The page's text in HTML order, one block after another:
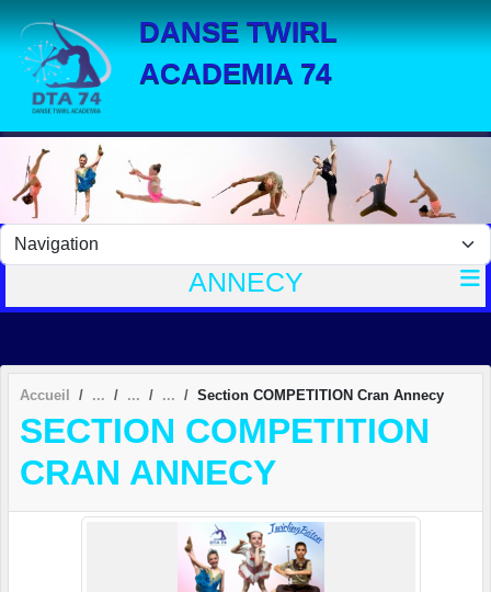
DANSE TWIRL
ACADEMIA 74
ANNECY
Accueil Section COMPETITION Cran Annecy
SECTION COMPETITION
CRAN ANNECY